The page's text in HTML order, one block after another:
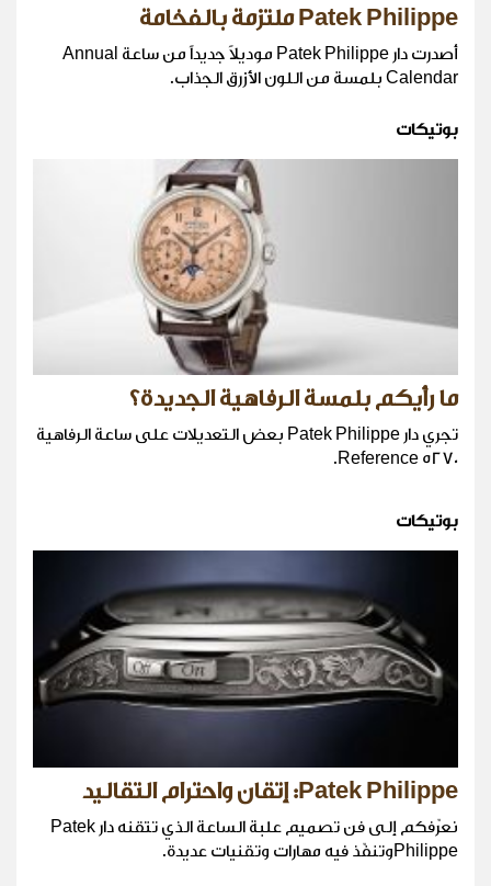
Patek Philippe ملتزمة بالفخامة
أصدرت دار Patek Philippe موديلاً جديداً من ساعة Annual
Calendar بلمسة من اللون الأزرق الجذاب.
بوتيكات
ما رأيكم بلمسة الرفاهية الجديدة؟
تجري دار Patek Philippe بعض التعديلات على ساعة الرفاهية
5270 Reference.
بوتيكات
Patek Philippe: إتقان واحترام التقاليد
نعرّفكم إلى فن تصميم علبة الساعة الذي تتقنه دار Patek
Philippeوتنفّذ فيه مهارات وتقنيات عديدة.